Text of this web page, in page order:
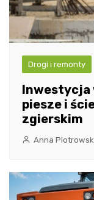
Drogi i remonty
Inwestycja
piesze i
zgierskim
Anna